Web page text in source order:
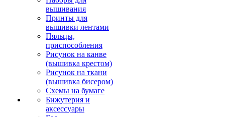
вышивания
Принты для
вышивки лентами
Пяльцы,
приспособления
Рисунок на канве
(вышивка крестом)
Рисунок на ткани
(вышивка бисером)
Схемы на бумаге
Бижутерия и
аксессуары